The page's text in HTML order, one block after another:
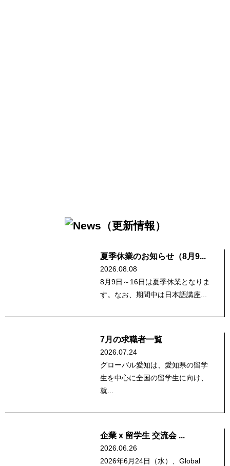
夏季休業のお知らせ（8月9...
2026.08.08
8月9日～16日は夏季休業となりま
す。なお、期間中は日本語講座...
7月の求職者一覧
2026.07.24
グローバル愛知は、愛知県の留学
生を中心に全国の留学生に向け、
就...
企業 x 留学生 交流会 ...
2026.06.26
2026年6月24日（水）、Global